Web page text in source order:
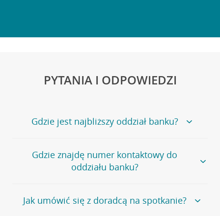
PYTANIA I ODPOWIEDZI
Gdzie jest najbliższy oddział banku?
Jeśli szukasz oddziału naszego banku, zapraszamy na
stronęPlacówki i bankomaty, na której znajduje się
wygodna wyszukiwarka.
oddziałów
Gdzie znajdę numer kontaktowy do
oddziału banku?
Bank Credit Agricole nie udostępnia ogólnego numeru
telefonu do placówki bankowej.
Jak umówić się z doradcą na spotkanie?